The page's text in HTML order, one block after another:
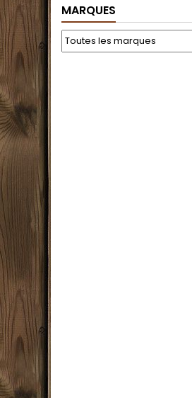
MARQUES